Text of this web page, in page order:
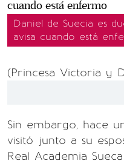
Daniel de Suecia es
avisa cuando está
(Princesa Victoria y
Sin embargo, hace
visitó junto a su
Real Academia